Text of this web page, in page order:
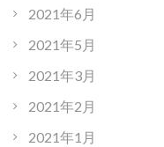
2021年6月
2021年5月
2021年3月
2021年2月
2021年1月